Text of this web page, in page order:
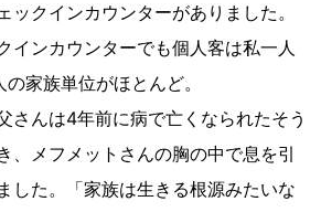
ックインカウンターがありました。
インカウンターでも個人客は私一人
の家族単位がほとんど。
さんは4年前に病で亡くなられたそう
、メフメットさんの胸の中で息を引
した。「家族は生きる根源みたいな